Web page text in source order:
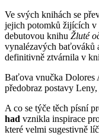
Ve svých knihách se
jejich potomků žijících
debutovou knihu Žluté
vynalézavých baťováků
definitivně ztvárnila v
Baťova vnučka Dolores
předobraz postavy
A co se týče těch písní
had vznikla inspirace
které velmi sugestivně